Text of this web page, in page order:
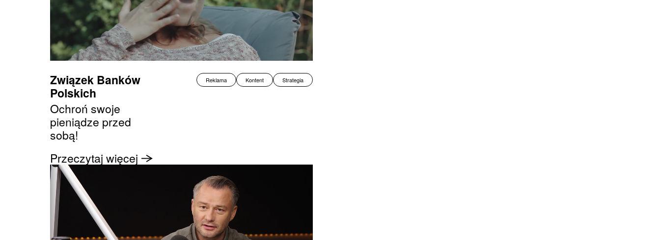
Związek Banków
Polskich
Ochroń swoje
pieniądze przed
sobą!
Reklama Kontent Strategia
Przeczytaj więcej